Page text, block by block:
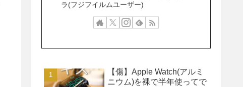
ラ(フジフイルムユーザー)
【傷】Apple Watch(アルミ
ニウム)を裸で半年使ってで